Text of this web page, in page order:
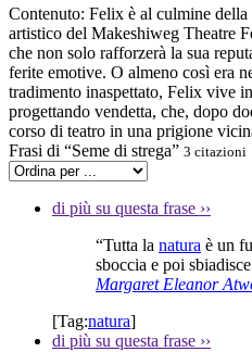
Contenuto: Felix è al culmine della
artistico del Makeshiweg Theatre
che non solo rafforzerà la sua
ferite emotive. O almeno così era
tradimento inaspettato, Felix vive
progettando vendetta, che, dopo
corso di teatro in una prigione
Frasi di “Seme di strega” 3 citazioni
di più su questa frase ››
“Tutta la natura è un
sboccia e poi
Margaret Eleanor
[Tag:natura]
di più su questa frase ››